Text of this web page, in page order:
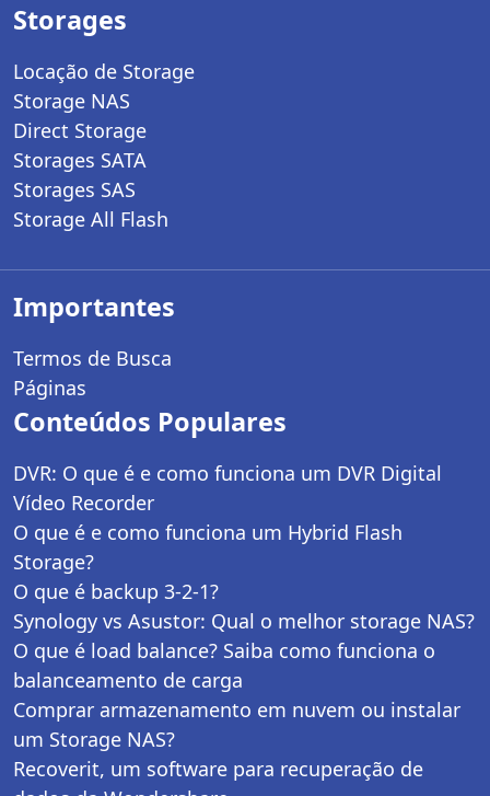
Storages
Locação de Storage
Storage NAS
Direct Storage
Storages SATA
Storages SAS
Storage All Flash
Importantes
Termos de Busca
Páginas
Conteúdos Populares
DVR: O que é e como funciona um DVR Digital
Vídeo Recorder
O que é e como funciona um Hybrid Flash
Storage?
O que é backup 3-2-1?
Synology vs Asustor: Qual o melhor storage NAS?
O que é load balance? Saiba como funciona o
balanceamento de carga
Comprar armazenamento em nuvem ou instalar
um Storage NAS?
Recoverit, um software para recuperação de